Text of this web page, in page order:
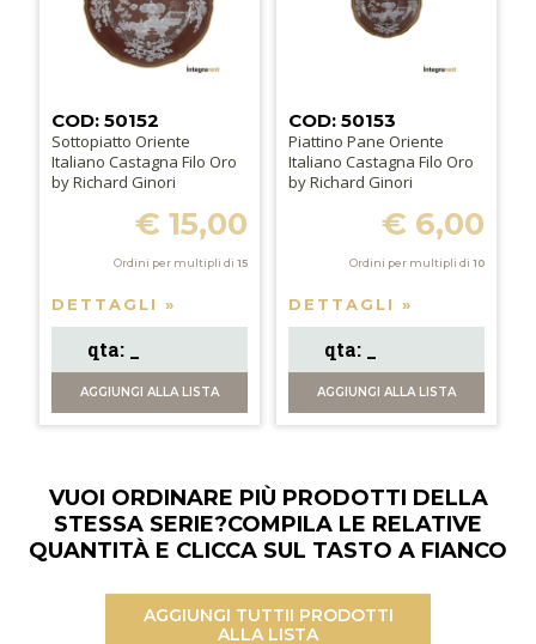
COD: 50152
Sottopiatto Oriente
Italiano Castagna Filo Oro
by Richard Ginori
€ 15,00
Ordini per multipli di 15
DETTAGLI »
AGGIUNGIALLA LISTA
COD: 50153
Piattino Pane Oriente
Italiano Castagna Filo Oro
by Richard Ginori
€ 6,00
Ordini per multipli di 10
DETTAGLI »
AGGIUNGI ALLA LISTA
VUOI ORDINARE PIÙ PRODOTTI DELLA
STESSA SERIE?COMPILA LE RELATIVE
QUANTITÀ E CLICCA SUL TASTO A FIANCO
AGGIUNGI TUTTII PRODOTTI
ALLA LISTA